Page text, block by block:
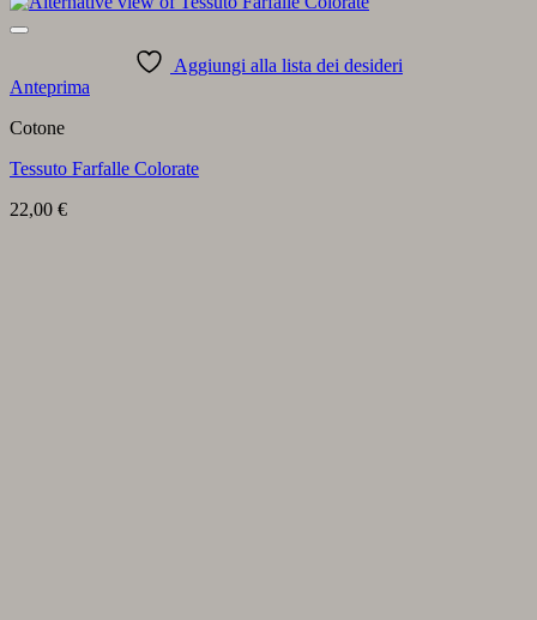
Aggiungi alla lista dei desideri
Anteprima
Cotone
Tessuto Farfalle Colorate
22,00 €